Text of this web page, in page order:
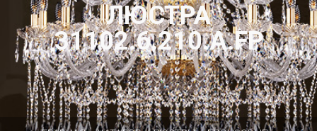
ЛЮСТРА
31102.6.210.A.FP